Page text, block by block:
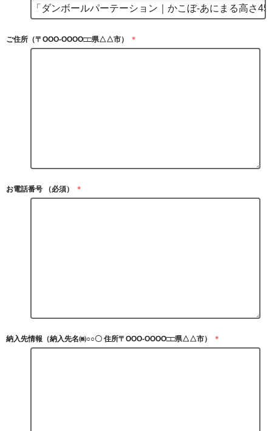
ご住所（〒OOO-OOOO□□県△△市） ＊
お電話番号 （必須） ＊
納入先情報（納入先名㈱○○〇 住所〒OOO-OOOO□□県△△市） ＊